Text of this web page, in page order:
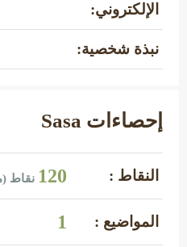
الإلكتروني:
نبذة شخصية:
إحصاءات Sasa
النقاط : 120 نقاط
المواضيع : 1